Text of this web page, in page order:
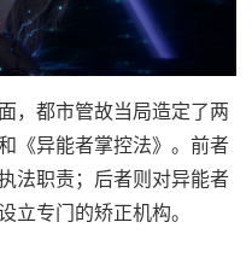
，都市管故当局造定了两
《异能者掌控法》。前者
法职责；后者则对异能者
立专门的矫正机构。